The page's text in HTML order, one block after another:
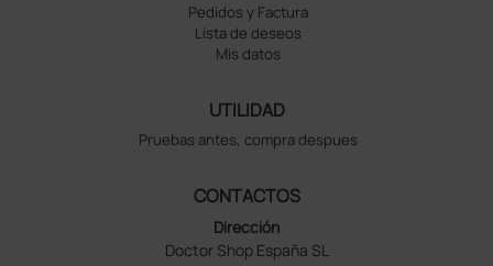
Pedidos y Factura
Lista de deseos
Mis datos
UTILIDAD
Pruebas antes, compra despues
CONTACTOS
Dirección
Doctor Shop España SL